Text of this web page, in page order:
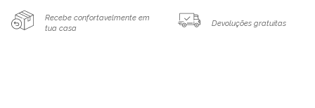
Recebe confortavelmente em
tua casa
Devoluções gratuitas